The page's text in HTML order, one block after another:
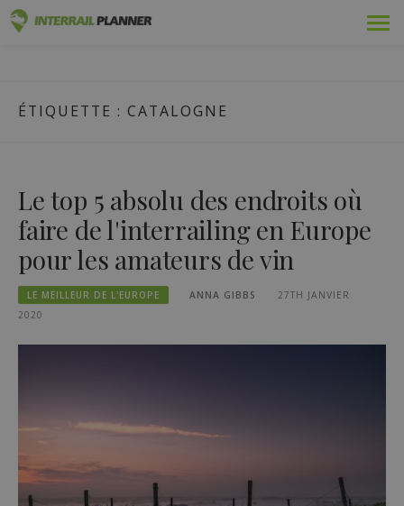
Adopté
Guides pays
Se connecter
Planifiez un nouveau voyage !
ÉTIQUETTE : CATALOGNE
Le top 5 absolu des endroits où
faire de l'interrailing en Europe
pour les amateurs de vin
LE MEILLEUR DE L'EUROPE ANNA GIBBS
27TH JANVIER
2020